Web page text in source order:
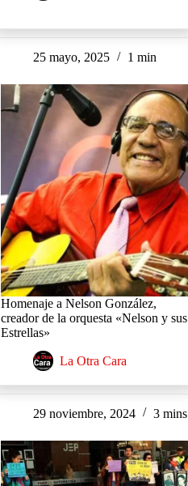
25 mayo, 2025 1 min
Homenaje a Nelson González,
creador de la orquesta «Nelson y sus
Estrellas»
La Otra Cara
29 noviembre, 2024 3 mins